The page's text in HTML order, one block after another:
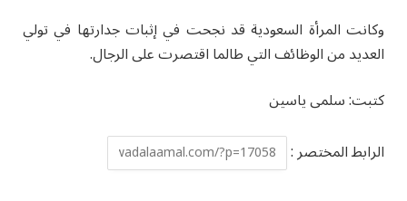
وكانت المرأة السعودية قد نجحت في إثبات جدارتها في تولي
العديد من الوظائف التي طالما اقتصرت على الرجال.
كتبت: سلمى ياسين
الرابط المختصر :